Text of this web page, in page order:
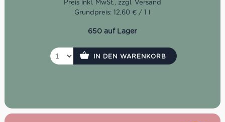
Cocktail mit venezianischem Charakter gefragt ist.
Wichtig: Bellini Canella ist nicht alkoholfrei, sondern
enthält laut Hersteller 5% Vol.
Grundpreis: 12,60 € / 1 l
650 auf Lager
IN DEN WARENKORB